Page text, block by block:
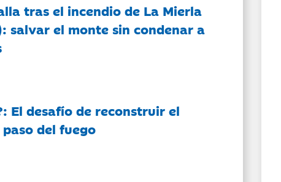
tras el incendio de La Mierla
salvar el monte sin condenar a
El desafío de reconstruir el
del fuego